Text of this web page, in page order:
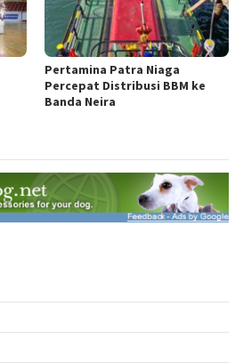
Pertamina Patra Niaga
Percepat Distribusi BBM ke
Banda Neira